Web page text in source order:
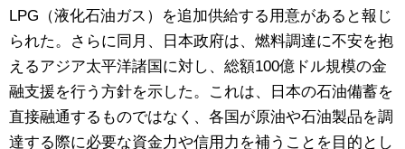
LPG（液化石油ガス）を追加供給する用意があると報じ
られた。さらに同月、日本政府は、燃料調達に不安を抱
えるアジア太平洋諸国に対し、総額100億ドル規模の金
融支援を行う方針を示した。これは、日本の石油備蓄を
直接融通するものではなく、各国が原油や石油製品を調
達する際に必要な資金力や信用力を補うことを目的とし